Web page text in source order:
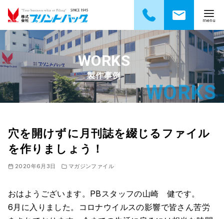
ン
テ
ツ
へ
製作事例
穴を開けずに月刊誌を綴じるファイル
を作りましょう！
2020年6月3日 マガジンファイル
おはようございます。PBスタッフの山崎 健です。
6月に入りました。コロナウイルスの影響で皆さん苦労